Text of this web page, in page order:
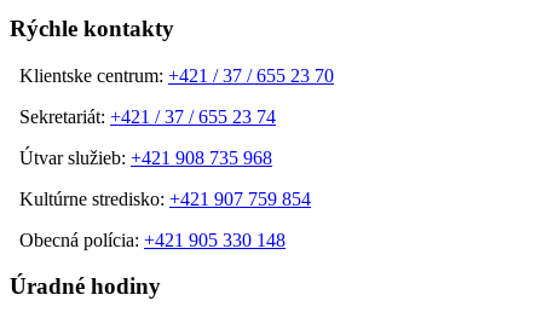
Rýchle kontakty
Klientske centrum: +421 / 37 / 655 23 70
Sekretariát: +421 / 37 / 655 23 74
Útvar služieb: +421 908 735 968
Kultúrne stredisko: +421 907 759 854
Obecná polícia: +421 905 330 148
Úradné hodiny